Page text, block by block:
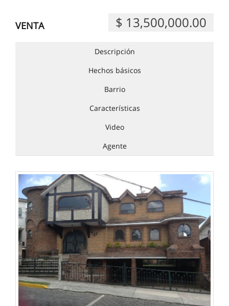
VENTA $ 13,500,000.00
Descripción
Hechos básicos
Barrio
Características
Video
Agente